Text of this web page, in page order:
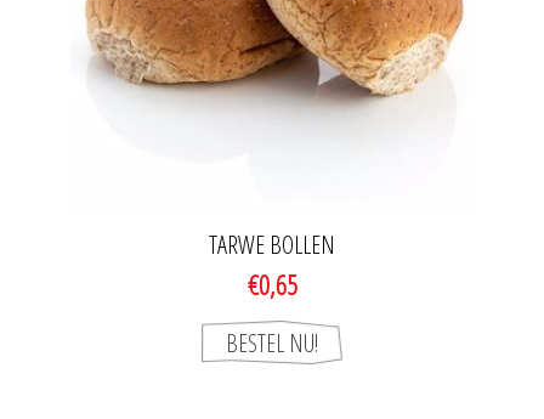
TARWE BOLLEN
€0,65